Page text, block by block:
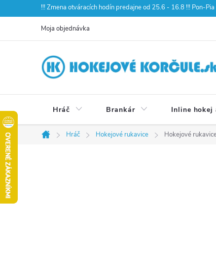
na
!!! Zmena otváracích hodín predajne od 25.6 - 16.8 !!! Pon-
Moja objednávka
Hráč Brankár Inline hokej
Domov
Hráč Hokejové rukavice Hokejové